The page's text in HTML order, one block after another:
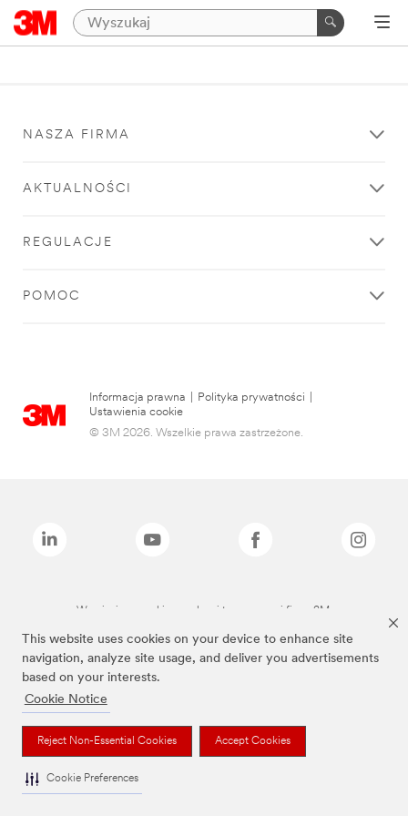
This website uses cookies on your device to enhance site
navigation, analyze site usage, and deliver you advertisements
based on your interests.
Cookie Notice
Reject Non-Essential Cookies Accept Cookies
Cookie Preferences
NASZA FIRMA
AKTUALNOŚCI
REGULACJE
POMOC
Informacja prawna Polityka prywatności
Ustawienia cookie
© 3M 2026. Wszelkie prawa zastrzeżone.
Wymienione marki są znakami towarowymi firmy 3M.